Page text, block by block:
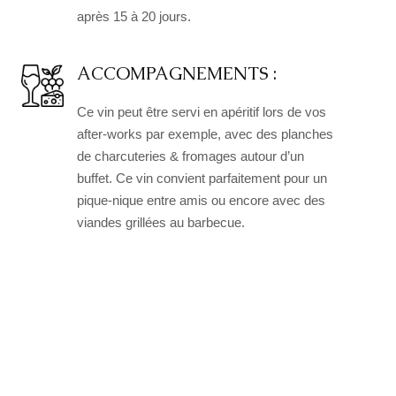
après 15 à 20 jours.
ACCOMPAGNEMENTS :
Ce vin peut être servi en apéritif lors de vos
after-works par exemple, avec des planches
de charcuteries & fromages autour d’un
buffet. Ce vin convient parfaitement pour un
pique-nique entre amis ou encore avec des
viandes grillées au barbecue.